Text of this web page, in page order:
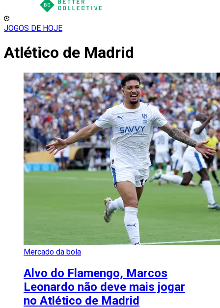
JOGOS DE HOJE
Atlético de Madrid
Mercado da bola
Alvo do Flamengo, Marcos
Leonardo não deve mais jogar
no Atlético de Madrid